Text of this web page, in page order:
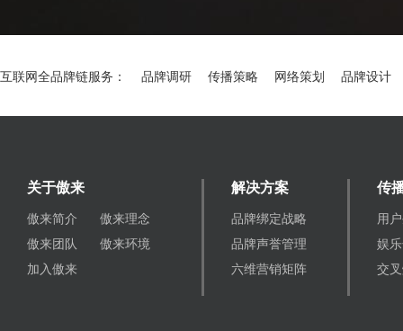
互联网全品牌链服务： 品牌调研 传播策略 网络策划 品牌设计
关于傲来
傲来简介
傲来理念
傲来团队
傲来环境
加入傲来
解决方案
品牌绑定战略
品牌声誉管理
六维营销矩阵
传
用
娱
交